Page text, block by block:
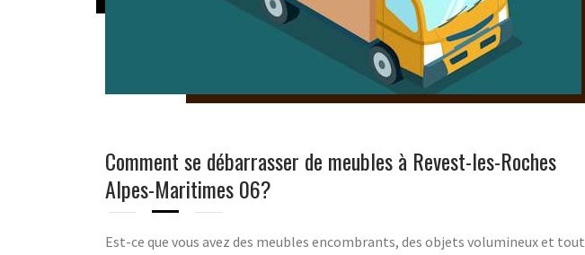
Comment se débarrasser de meubles à Revest-les-Roches
Alpes-Maritimes 06?
Est-ce que vous avez des meubles encombrants, des objets volumineux et tout